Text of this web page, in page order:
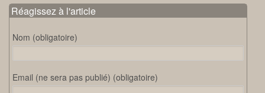
Réagissez à l'article
Nom (obligatoire)
Email (ne sera pas publié) (obligatoire)